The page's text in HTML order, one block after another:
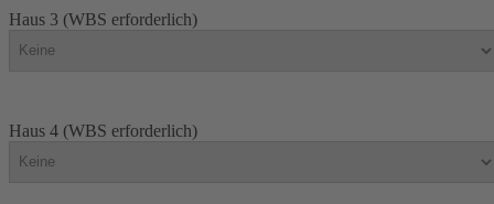
Haus 3 (WBS erforderlich)
Haus 4 (WBS erforderlich)